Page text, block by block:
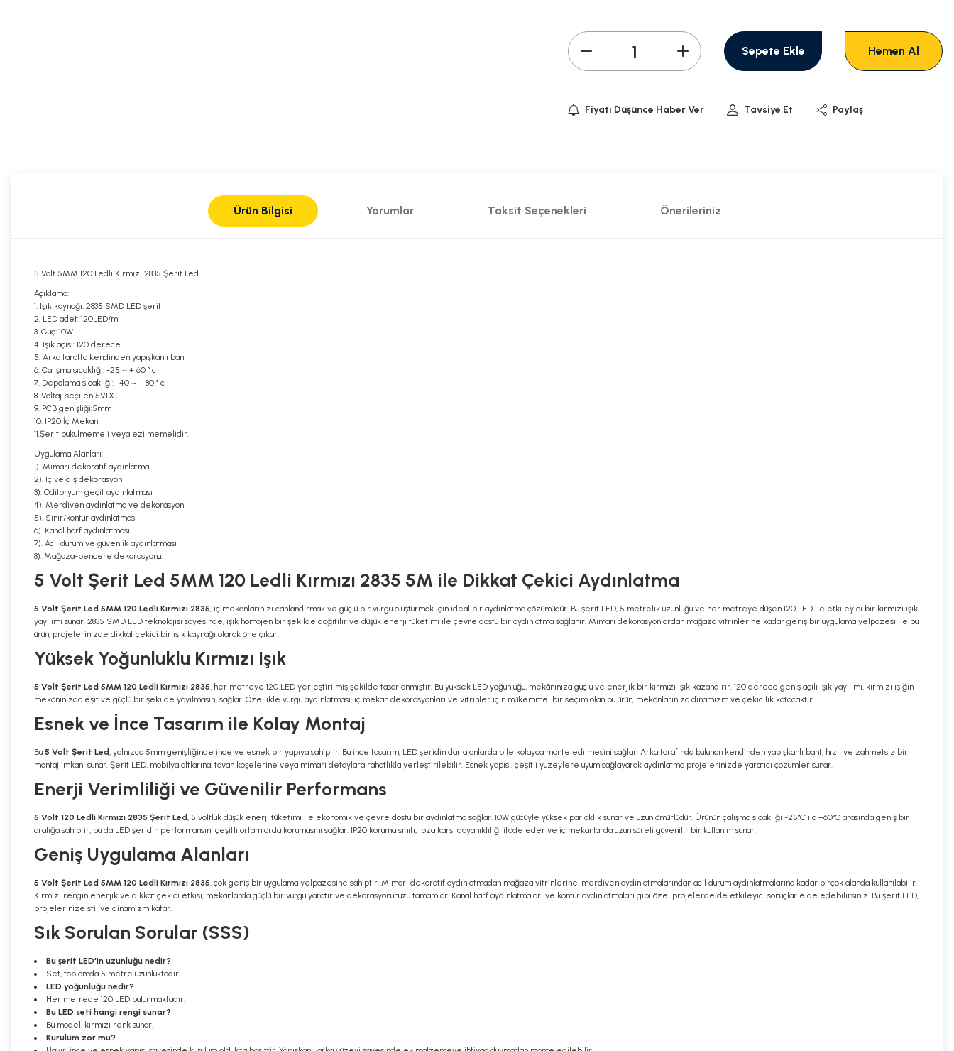
Sepete Ekle Hemen Al
Fiyatı Düşünce Haber Ver Tavsiye Et Paylaş
Ürün Bilgisi Yorumlar Taksit Seçenekleri Önerileriniz
5 Volt 5MM 120 Ledli Kırmızı 2835 Şerit Led
Açıklama:
1. Işık kaynağı: 2835 SMD LED şerit
2. LED adet: 120LED/m
3. Güç: 10W
4. Işık açısı: 120 derece
5. Arka tarafta kendinden yapışkanlı bant
6. Çalışma sıcaklığı: -25 ~ + 60 ° c
7. Depolama sıcaklığı: -40 ~ + 80 ° c
8. Voltaj: seçilen 5VDC
9. PCB genişliği:5mm
10. IP20 İç Mekan
11.Şerit bükülmemeli veya ezilmemelidir.
Uygulama Alanları:
1). Mimari dekoratif aydınlatma
2). Iç ve dış dekorasyon
3). Oditoryum geçit aydınlatması
4). Merdiven aydınlatma ve dekorasyon
5). Sınır/kontur aydınlatması
6). Kanal harf aydınlatması
7). Acil durum ve güvenlik aydınlatması
8). Mağaza-pencere dekorasyonu.
5 Volt Şerit Led 5MM 120 Ledli Kırmızı 2835 5M ile Dikkat Çekici Aydınlatma
5 Volt Şerit Led 5MM 120 Ledli Kırmızı 2835, iç mekanlarınızı canlandırmak ve güçlü bir vurgu oluşturmak için ideal bir aydınlatma çözümüdür. Bu şerit LED, 5 metrelik uzunluğu ve her metreye düşen 120 LED ile etkileyici bir kırmızı ışık
yayılımı sunar. 2835 SMD LED teknolojisi sayesinde, ışık homojen bir şekilde dağıtılır ve düşük enerji tüketimi ile çevre dostu bir aydınlatma sağlanır. Mimari dekorasyonlardan mağaza vitrinlerine kadar geniş bir uygulama yelpazesi ile bu
ürün, projelerinizde dikkat çekici bir ışık kaynağı olarak öne çıkar.
Yüksek Yoğunluklu Kırmızı Işık
5 Volt Şerit Led 5MM 120 Ledli Kırmızı 2835, her metreye 120 LED yerleştirilmiş şekilde tasarlanmıştır. Bu yüksek LED yoğunluğu, mekânınıza güçlü ve enerjik bir kırmızı ışık kazandırır. 120 derece geniş açılı ışık yayılımı, kırmızı ışığın
mekânınızda eşit ve güçlü bir şekilde yayılmasını sağlar. Özellikle vurgu aydınlatması, iç mekan dekorasyonları ve vitrinler için mükemmel bir seçim olan bu ürün, mekânlarınıza dinamizm ve çekicilik katacaktır.
Esnek ve İnce Tasarım ile Kolay Montaj
Bu 5 Volt Şerit Led, yalnızca 5mm genişliğinde ince ve esnek bir yapıya sahiptir. Bu ince tasarım, LED şeridin dar alanlarda bile kolayca monte edilmesini sağlar. Arka tarafında bulunan kendinden yapışkanlı bant, hızlı ve zahmetsiz bir
montaj imkanı sunar. Şerit LED, mobilya altlarına, tavan köşelerine veya mimari detaylara rahatlıkla yerleştirilebilir. Esnek yapısı, çeşitli yüzeylere uyum sağlayarak aydınlatma projelerinizde yaratıcı çözümler sunar.
Enerji Verimliliği ve Güvenilir Performans
5 Volt 120 Ledli Kırmızı 2835 Şerit Led, 5 voltluk düşük enerji tüketimi ile ekonomik ve çevre dostu bir aydınlatma sağlar. 10W gücüyle yüksek parlaklık sunar ve uzun ömürlüdür. Ürünün çalışma sıcaklığı -25°C ila +60°C arasında geniş bir
aralığa sahiptir, bu da LED şeridin performansını çeşitli ortamlarda korumasını sağlar. IP20 koruma sınıfı, toza karşı dayanıklılığı ifade eder ve iç mekanlarda uzun süreli güvenilir bir kullanım sunar.
Geniş Uygulama Alanları
5 Volt Şerit Led 5MM 120 Ledli Kırmızı 2835, çok geniş bir uygulama yelpazesine sahiptir. Mimari dekoratif aydınlatmadan mağaza vitrinlerine, merdiven aydınlatmalarından acil durum aydınlatmalarına kadar birçok alanda kullanılabilir.
Kırmızı rengin enerjik ve dikkat çekici etkisi, mekanlarda güçlü bir vurgu yaratır ve dekorasyonunuzu tamamlar. Kanal harf aydınlatmaları ve kontur aydınlatmaları gibi özel projelerde de etkileyici sonuçlar elde edebilirsiniz. Bu şerit LED,
projelerinize stil ve dinamizm katar.
Sık Sorulan Sorular (SSS)
Bu şerit LED'in uzunluğu nedir?
Set, toplamda 5 metre uzunluktadır.
LED yoğunluğu nedir?
Her metrede 120 LED bulunmaktadır.
Bu LED seti hangi rengi sunar?
Bu model, kırmızı renk sunar.
Kurulum zor mu?